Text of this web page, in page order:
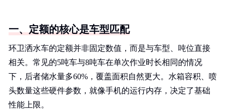
一、定额的核心是车型匹配
环卫洒水车的定额并非固定数值，而是与车型、吨位直接
相关。常见的5吨车与8吨车在单次作业时长相同的情况
下，后者储水量多60%，覆盖面积自然更大。水箱容积、喷
头数量这些硬件参数，就像手机的运行内存，决定了基础
性能上限。